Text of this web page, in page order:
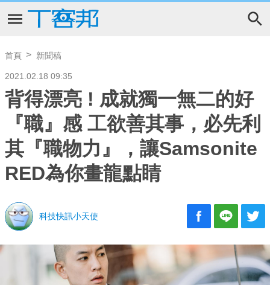
首頁 新聞稿
2021.02.18 09:35
背得漂亮 ! 成就獨一無二的好
『職』感 工欲善其事，必先利
其『職物力』，讓Samsonite
RED為你畫龍點睛
科技快訊小天使